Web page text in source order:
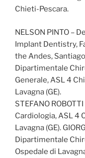
Chieti-Pescara.
NELSON PINTO –
Implant Dentistry,
the Andes,
Dipartimentale
Generale, ASL 4
Lavagna (GE).
STEFANO
Cardiologia, ASL 4
Lavagna (GE).
Dipartimentale
Ospedale di